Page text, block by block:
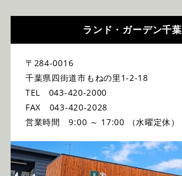
ランド・ガーデン千葉
〒284-0016
千葉県四街道市もねの里1-2-18
TEL 043-420-2000
FAX 043-420-2028
営業時間 9:00 ～ 17:00 （水曜定休）